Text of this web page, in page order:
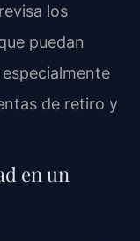
los
puedan
de retiro y
en un